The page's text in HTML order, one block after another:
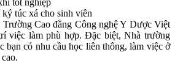
tốt nghiệp
túc xá cho sinh viên
Trường Cao đẳng Công nghệ Y Dược Việt
việc làm phù hợp. Đặc biệt, Nhà trường
bạn có nhu cầu học liên thông, làm việc ở